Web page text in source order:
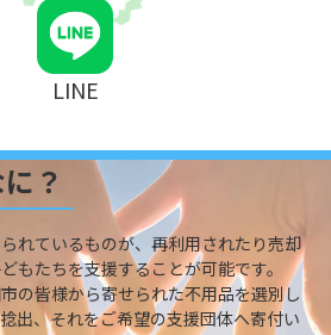
LINE
？
れているものが、再利用されたり売却
もたちを支援することが可能です。
の皆様から寄せられた不用品を選別し
出、それをご希望の支援団体へ寄付い